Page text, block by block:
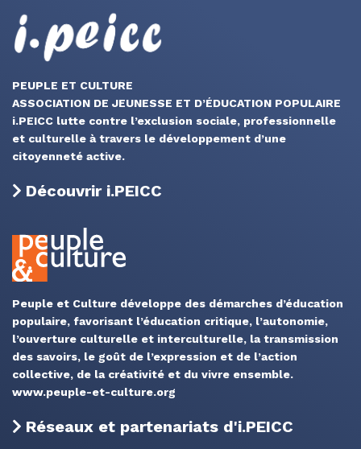
PEUPLE ET CULTURE
ASSOCIATION DE JEUNESSE ET D’ÉDUCATION POPULAIRE
i.PEICC lutte contre l’exclusion sociale, professionnelle
et culturelle à travers le développement d’une
citoyenneté active.
Découvrir i.PEICC
Peuple et Culture développe des démarches d’éducation
populaire, favorisant l’éducation critique, l’autonomie,
l’ouverture culturelle et interculturelle, la transmission
des savoirs, le goût de l’expression et de l’action
collective, de la créativité et du vivre ensemble.
www.peuple-et-culture.org
Réseaux et partenariats d'i.PEICC